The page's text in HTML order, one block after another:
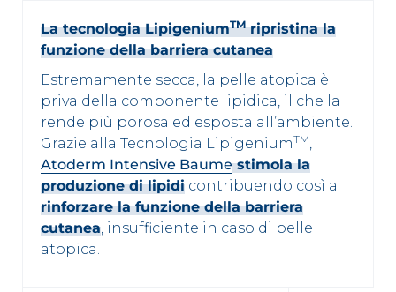
La tecnologia LipigeniumTMripristina la
funzione della barriera cutanea
Estremamente secca, la pelle atopica è
priva della componente lipidica, il che la
rende più porosa ed esposta all’ambiente.
Grazie alla Tecnologia LipigeniumTM
Atoderm Intensive Baumestimola la
produzione di lipidi contribuendo così a
rinforzare la funzione della barriera
cutanea , insufficiente in caso di pelle
atopica.